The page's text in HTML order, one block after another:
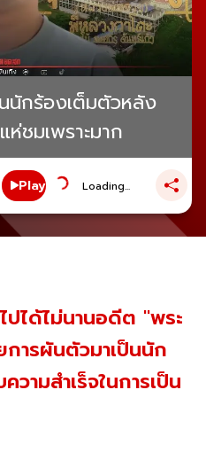
นักร้องเต็มตัวหลัง
ชมเพราะมาก
Play Loading...
ปได้ไม่นานอดีต "พระ
ารผันตัวมาเป็นนัก
ามสำเร็จในการเป็น